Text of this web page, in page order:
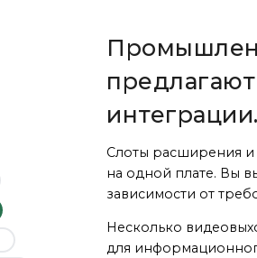
интеграции.
Слоты расширения и
на одной плате. Вы
зависимости от
Несколько
для